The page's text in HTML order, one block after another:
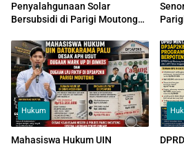
Penyalahgunaan Solar
Bersubsidi di Parigi Moutong
Diternak”
Hukum
Mahasiswa Hukum UIN